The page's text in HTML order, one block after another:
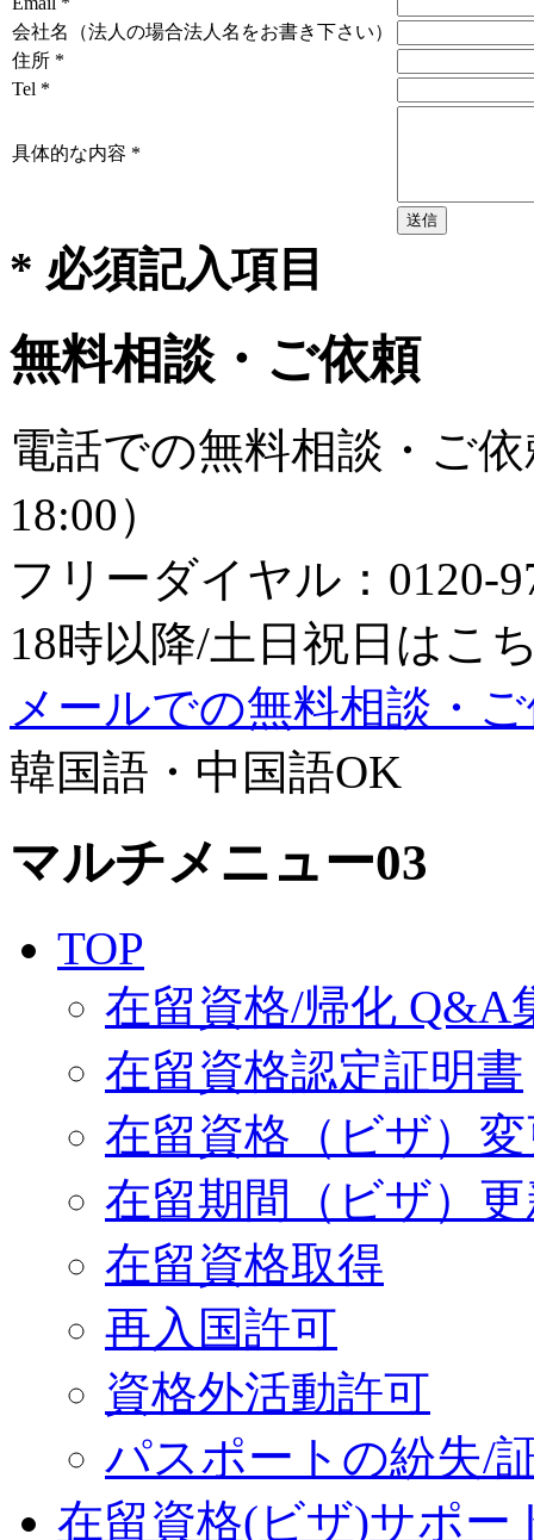
会社名（法人の場合法人名をお書き下さい）
住所 *
Tel *
具体的な内容 *
* 必須記入項目
無料相談・ご依頼
電話での無料相談・ご
18:00）
フリーダイヤル：0120-
18時以降/土日祝日はこ
メールでの無料相談・
韓国語・中国語OK
マルチメニュー03
TOP
在留資格/帰化 Q&A
在留資格認定証明書
在留資格（ビザ）
在留期間（ビザ）
在留資格取得
再入国許可
資格外活動許可
パスポートの紛失/
在留資格(ビザ)サポー